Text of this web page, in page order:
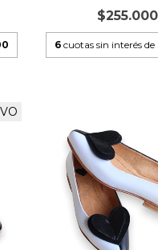
$255.000
6 cuotas sin interés de